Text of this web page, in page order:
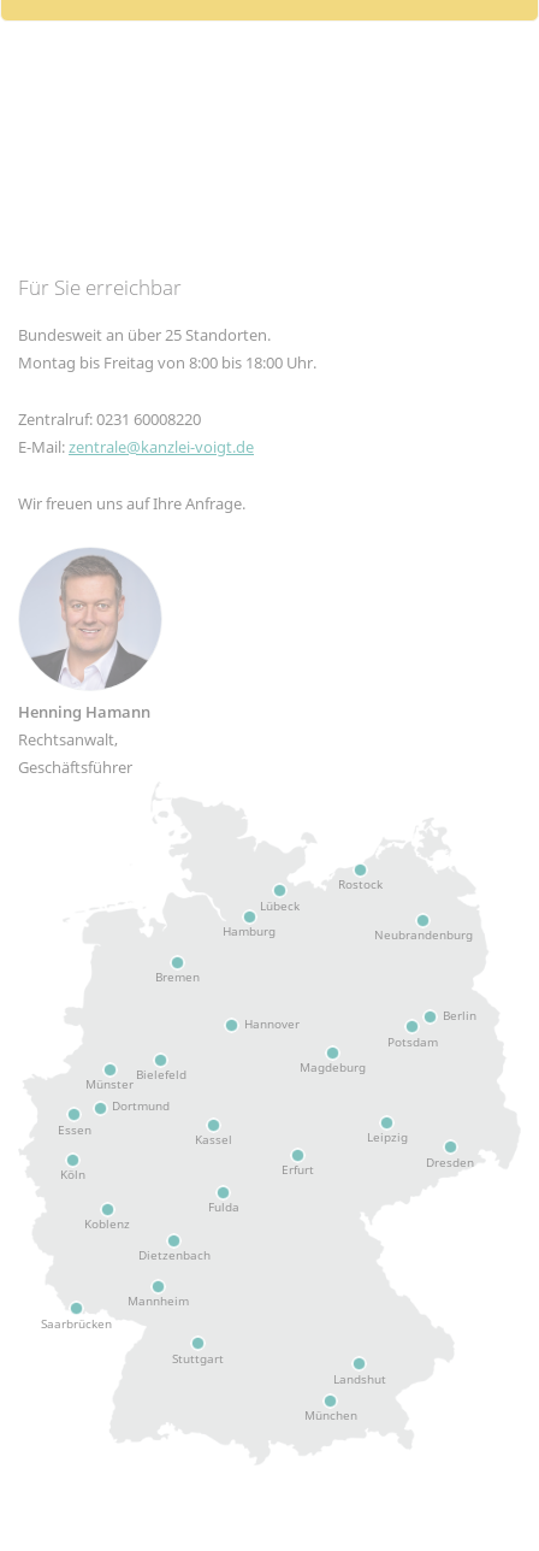
Für Sie erreichbar
Bundesweit an über 25 Standorten.
Montag bis Freitag von 8:00 bis 18:00 Uhr.
Zentralruf: 0231 60008220
E-Mail:zentrale@kanzlei-voigt.de
Wir freuen uns auf Ihre Anfrage.
Henning Hamann
Rechtsanwalt,
Geschäftsführer
Berlin
Bielefeld
Bremen
Dietzenbach
Dortmund
Dresden
Erfurt
Essen
Fulda
Hamburg
Hannover
Kassel
Koblenz
Köln
Landshut
Leipzig
Lübeck
Magdeburg
Mannheim
München
Münster
Neubrandenburg
Potsdam
Rostock
Saarbrücken
Stuttgart